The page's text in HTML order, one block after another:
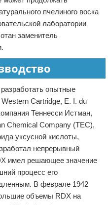
пчелиного воска
лаборатории
заменитель
опытные
Cartridge, E. I. du
Теннесси Истман,
Chemical Company (TEC),
уксусной кислоты,
непрерывный
имел решающее значение
процесс его
В феврале 1942
объемы RDX на